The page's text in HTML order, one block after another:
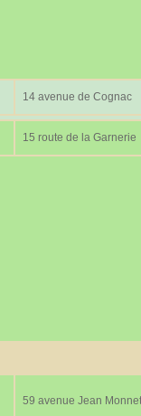
14 avenue de Cognac
15 route de la Garnerie
59 avenue Jean Monnet